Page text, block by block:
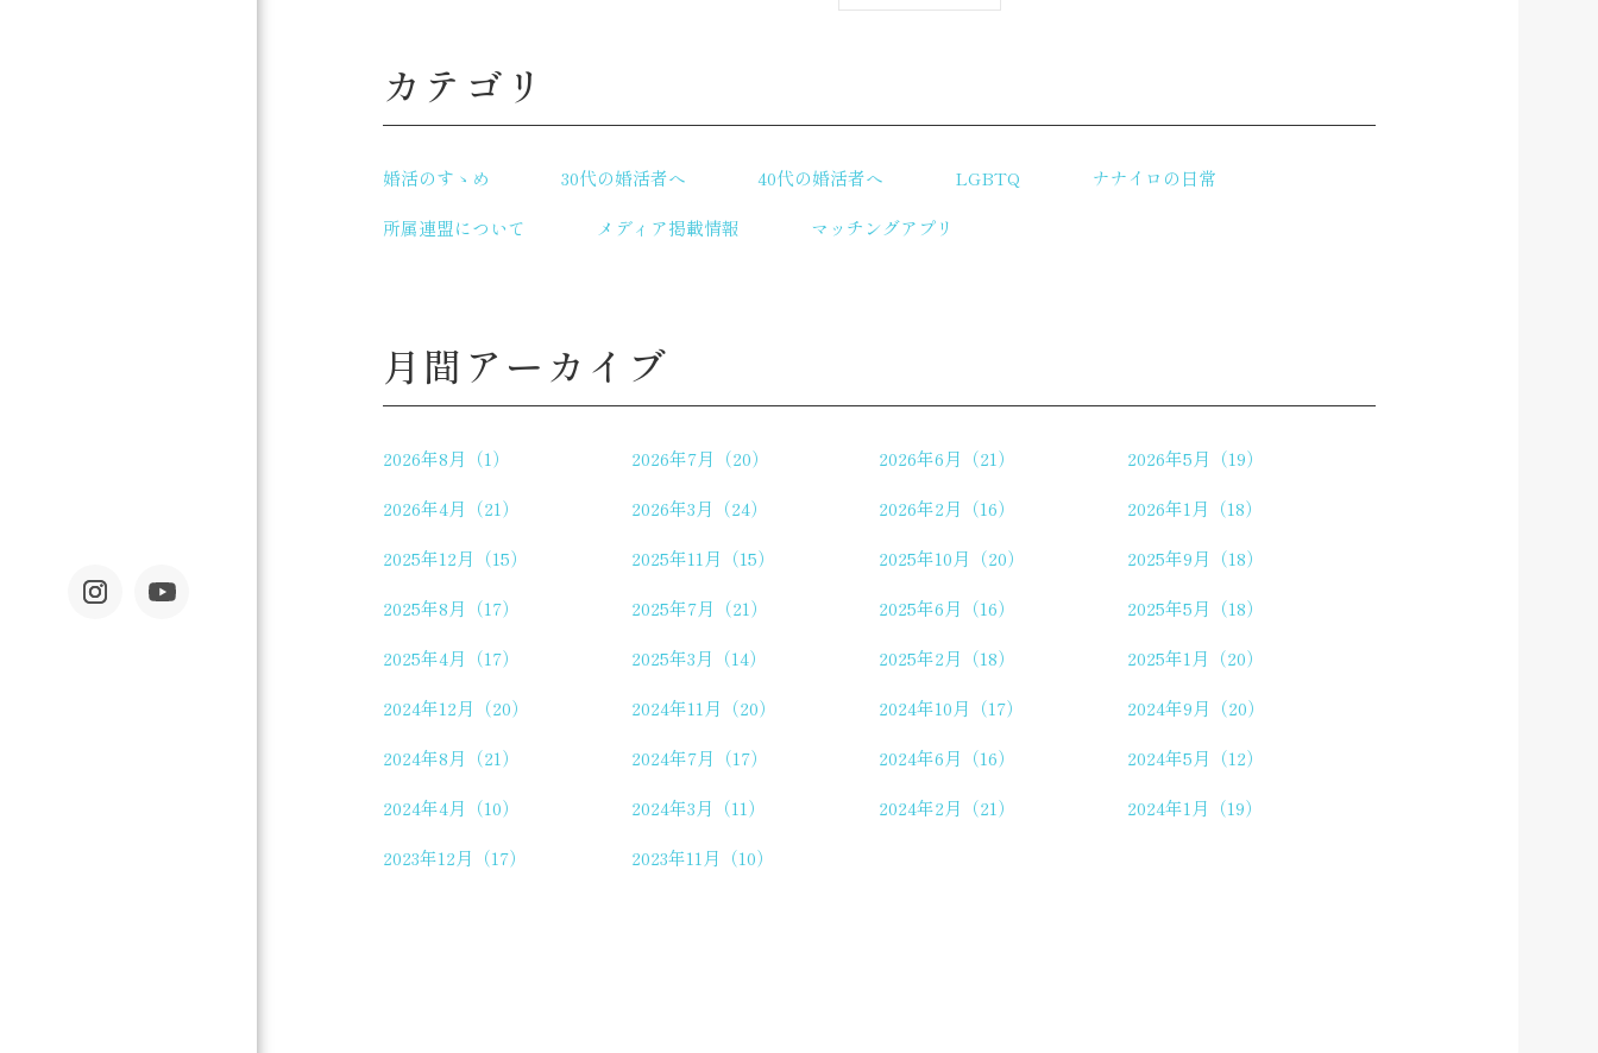
カテゴリ
婚活のすゝめ 30代の婚活者へ 40代の婚活者へ LGBTQ
ナナイロの日常
所属連盟について
メディア掲載情報 マッチングアプリ
月間アーカイブ
2026年8月（1） 2026年7月（20） 2026年6月（21）
2026年5月（19）
2026年4月（21）
2026年3月（24） 2026年2月（16）
2026年1月（18）
2025年12月（15）
2025年11月（15） 2025年10月（20）
2025年9月（18）
2025年8月（17）
2025年7月（21） 2025年6月（16）
2025年5月（18）
2025年4月（17）
2025年3月（14） 2025年2月（18）
2025年1月（20）
2024年12月（20）
2024年11月（20） 2024年10月（17）
2024年9月（20）
2024年8月（21）
2024年7月（17） 2024年6月（16）
2024年5月（12）
2024年4月（10）
2024年3月（11） 2024年2月（21）
2024年1月（19）
2023年12月（17）
2023年11月（10）